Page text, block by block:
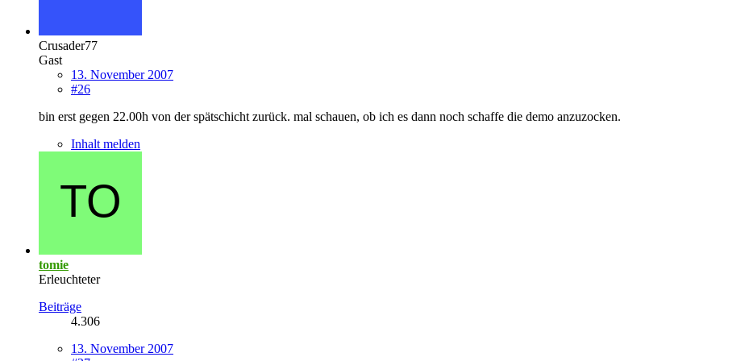
Crusader77
Gast
13. November 2007
#26
bin erst gegen 22.00h von der spätschicht zurück. mal schauen, ob ich es dann noch schaffe die demo anzuzocken.
Inhalt melden
tomie
Erleuchteter
Beiträge
4.306
13. November 2007